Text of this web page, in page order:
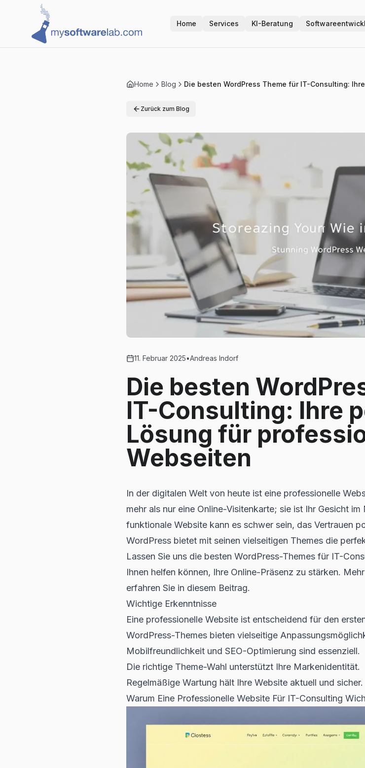
Home Services KI-Beratung
Home Blog Die besten WordPress Theme für IT-Consulting:
Zurück zum Blog
11. Februar 2025•Andreas Indorf
Die besten
IT-Consulting: Ihre
Lösung für
Webseiten
In der digitalen Welt von heute ist eine professionelle
mehr als nur eine Online-Visitenkarte; sie ist Ihr Gesicht
funktionale Website kann es schwer sein, das Vertrauen
WordPress bietet mit seinen vielseitigen Themes die
Lassen Sie uns die besten WordPress-Themes für IT-
Ihnen helfen können, Ihre Online-Präsenz zu stärken.
erfahren Sie in diesem Beitrag.
Wichtige Erkenntnisse
Eine professionelle Website ist entscheidend für den
WordPress-Themes bieten vielseitige
Mobilfreundlichkeit und SEO-Optimierung sind essenziell.
Die richtige Theme-Wahl unterstützt Ihre Markenidentität.
Regelmäßige Wartung hält Ihre Website aktuell und sicher.
Warum Eine Professionelle Website Für IT-Consulting